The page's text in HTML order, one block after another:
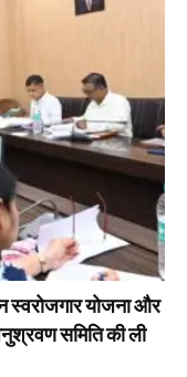
स्वरोजगार योजना और
समिति की ली